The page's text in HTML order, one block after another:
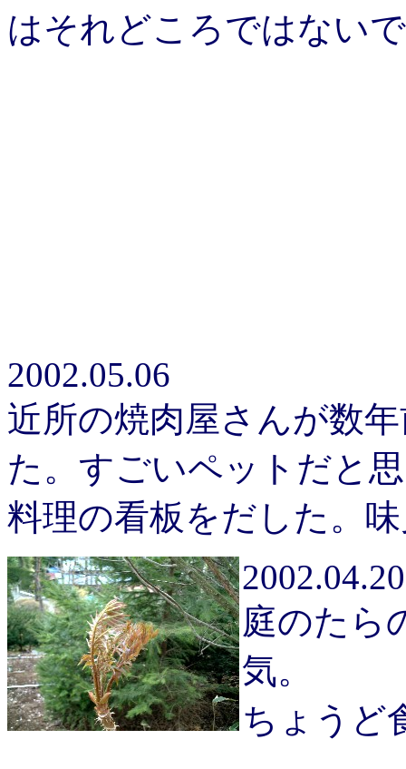
はそれどころではない
2002.05.06
近所の焼肉屋さんが数
た。すごいペットだと
料理の看板をだした。
2002.04.20
庭のたら
気。
ちょうど